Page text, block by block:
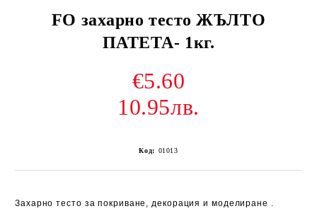
FO захарно тесто ЖЪЛТО
ПАТЕТА- 1кг.
€5.60
10.95лв.
Код: 01013
Захарно тесто за покриване, декорация и моделиране .